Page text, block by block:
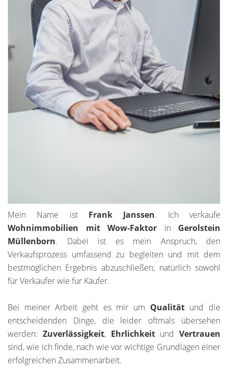
Mein Name ist Frank Janssen. Ich verkaufe
Wohnimmobilien mit Wow-Faktor in Gerolstein
Müllenborn. Dabei ist es mein Anspruch, den
Verkaufsprozess umfassend zu begleiten und mit dem
bestmöglichen Ergebnis abzuschließen; natürlich sowohl
für Verkäufer wie für Käufer.
Bei meiner Arbeit geht es mir um Qualität und die
entscheidenden Dinge, die leider oftmals übersehen
werden: Zuverlässigkeit, Ehrlichkeit und Vertrauen
sind, wie ich finde, nach wie vor wichtige Grundlagen einer
erfolgreichen Zusammenarbeit.